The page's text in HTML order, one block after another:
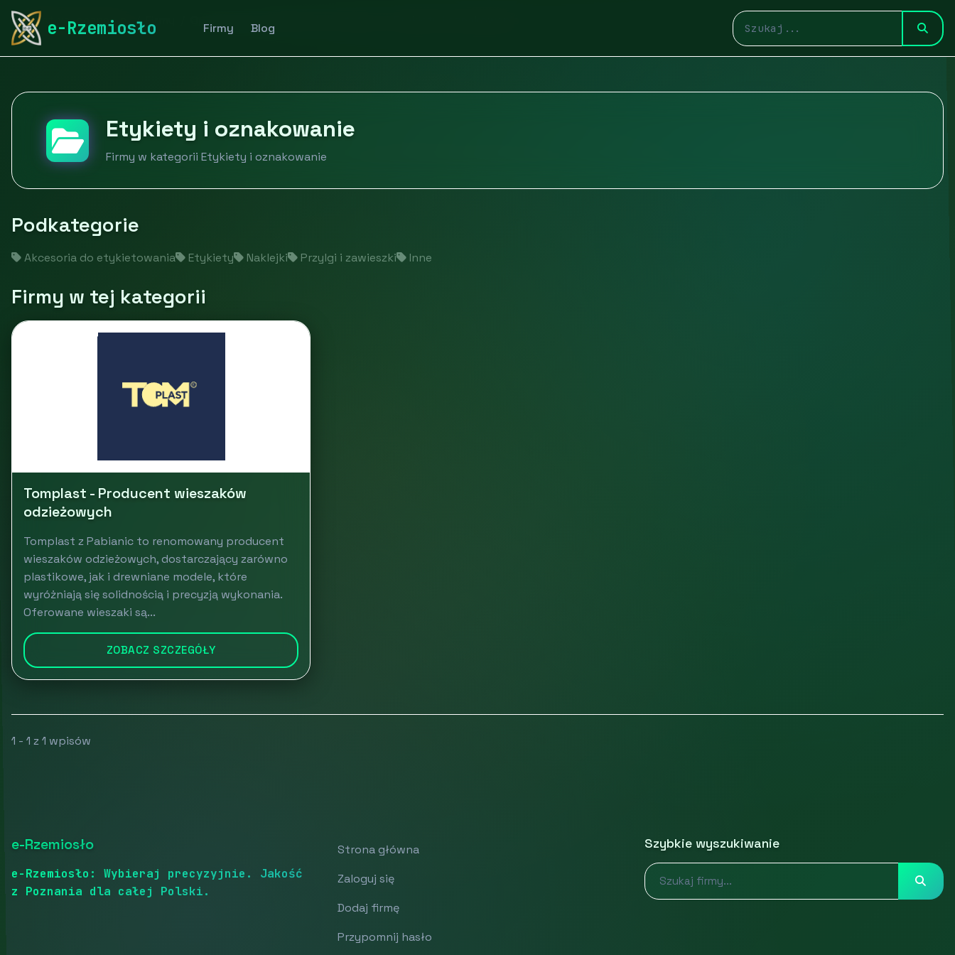
e-Rzemiosło Firmy Blog
rymarstwo-poznan.pl
Etykiety i oznakowanie
Firmy w kategorii Etykiety i oznakowanie
Podkategorie
Akcesoria do etykietowania Etykiety Naklejki Przylgi i zawieszki Inne
Firmy w tej kategorii
Tomplast - Producent wieszaków
odzieżowych
Tomplast z Pabianic to renomowany producent
wieszaków odzieżowych, dostarczający zarówno
plastikowe, jak i drewniane modele, które
wyróżniają się solidnością i precyzją wykonania.
Oferowane wieszaki są...
ZOBACZ SZCZEGÓŁY
1 - 1 z 1 wpisów
e-Rzemiosło
e-Rzemiosło: Wybieraj precyzyjnie. Jakość
z Poznania dla całej Polski.
Strona główna
Zaloguj się
Dodaj firmę
Przypomnij hasło
Szybkie wyszukiwanie